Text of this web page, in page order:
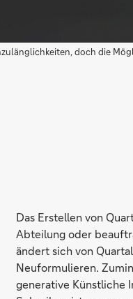
doch die
Das Erstellen von
Abteilung oder
ändert sich von
Neuformulieren.
generative Künstliche